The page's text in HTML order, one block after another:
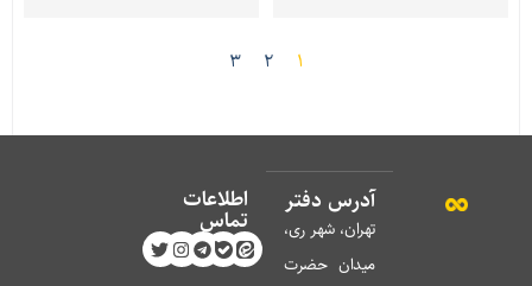
2
3
آدرس دفتر
تهران، شهر ری،
میدان حضرت
اطلاعات
تماس